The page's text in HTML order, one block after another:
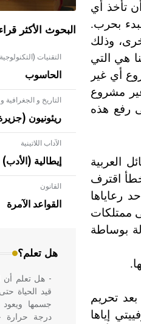
تأخذ أي
بحرب.
وذلك
هي التي
أي غير
مشروع
رفع هذه
العربية
اقترف
رعاياها
ممتلكات
بوساطة
تحريم
إثر تزويد الاتحاد السوفييتي إياها
البحوث الأكثر
التقنيات
الحاسوب
التاريخ و الجغرافية و
ريئونيون
الآداب اللاتينية
إيطالية (الأدب)
القانون
القواعد الآمرة
هل تعلم؟
- هل تعلم أن
الهندسية التي
في بلاد
- هل تعلم أن
جسمها ويعود
درجة حرارة